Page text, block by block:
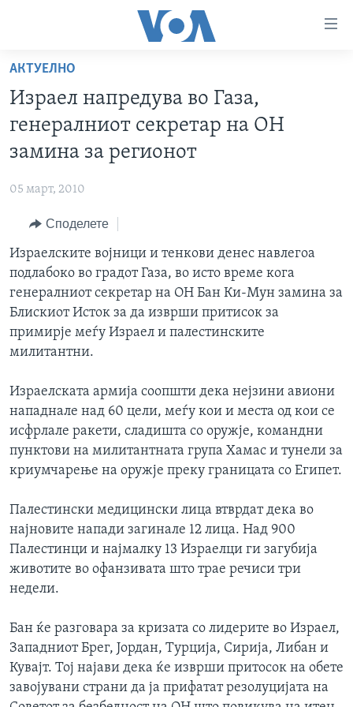
пристапност
Премини
на
главната
содржина
до
навигација
Пребарувај
РУБРИКИ
СВЕТ
ЕКОНОМИЈА
ПОЛИТИКА
ЗДРАВЈЕ
НАУКА
УМЕТНОСТ И ЗАБАВА
ФОТОГАЛЕРИИ
АРХИВИРАНА ПРОГРАМА
NEWSFLASH - АРХИВА
ВЕСТИ ОД САД ВО МИНУТА - АРХИВА
ИЗБОРИ ВО САД 2020 - АРХИВА
ЗА НАС
Learning English
НАКУСО...
АКТУЕЛНО
Израел напредува во Газа,
генералниот секретар на ОН
замина за регионот
05 март, 2010
Споделете
Израелските војници и тенкови денес навлегоа
подлабоко во градот Газа, во исто време кога
генералниот секретар на ОН Бан Ки-Мун замина за
Блискиот Исток за да изврши притисок за
примирје меѓу Израел и палестинските
милитантни.
Израелската армија соопшти дека нејзини авиони
нападнале над 60 цели, меѓу кои и места од кои се
исфрлале ракети, сладишта со оружје, командни
пунктови на милитантната група Хамас и тунели за
криумчарење на оружје преку границата со Египет.
Палестински медицински лица втврдат дека во
најновите напади загинале 12 лица. Над 900
Палестинци и најмалку 13 Израелци ги загубија
животите во офанзивата што трае речиси три
недели.
Бан ќе разговара за кризата со лидерите во Израел,
Западниот Брег, Јордан, Турција, Сирија, Либан и
Кувајт. Тој најави дека ќе изврши притосок на обете
завојувани страни да ја прифатат резолуцијата на